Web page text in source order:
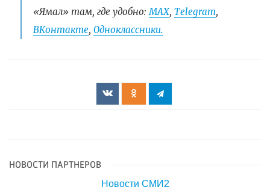
«Ямал» там, где удобно: МАХ, Telegram,
ВКонтакте, Одноклассники.
НОВОСТИ ПАРТНЕРОВ
Новости СМИ2